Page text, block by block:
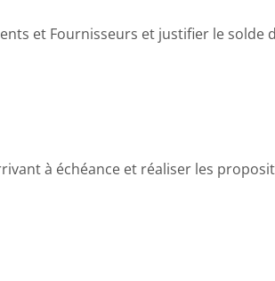
et Fournisseurs et justifier le solde
à échéance et réaliser les